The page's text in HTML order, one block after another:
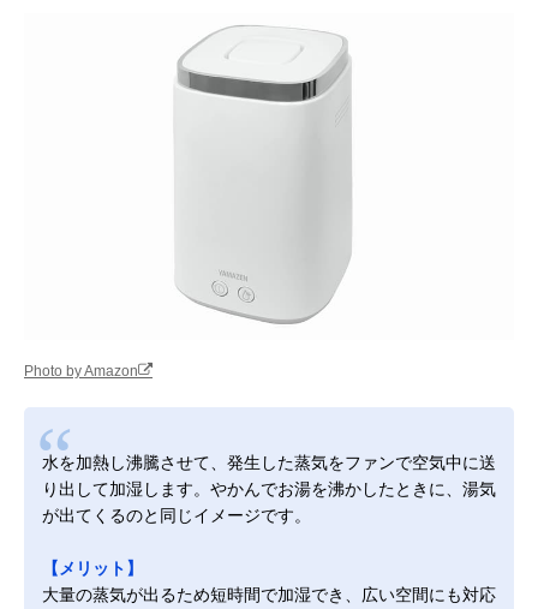
Photo by Amazon
水を加熱し沸騰させて、発生した蒸気をファンで空気中に送
り出して加湿します。やかんでお湯を沸かしたときに、湯気
が出てくるのと同じイメージです。
【メリット】
大量の蒸気が出るため短時間で加湿でき、広い空間にも対応